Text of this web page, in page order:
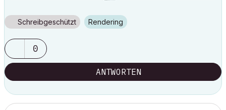
Schreibgeschützt Rendering
0
ANTWORTEN